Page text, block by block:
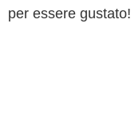
per essere gustato!